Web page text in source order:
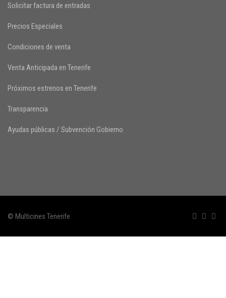
Solicitar factura de entradas
Precios Especiales
Condiciones de venta
Venta Anticipada en Tenerife
Próximos estrenos en Tenerife
Transparencia
Ayudas públicas / Subvención Gobierno
© Multicines Tenerife